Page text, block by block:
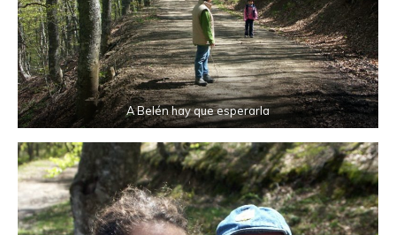
A Belén hay que esperarla